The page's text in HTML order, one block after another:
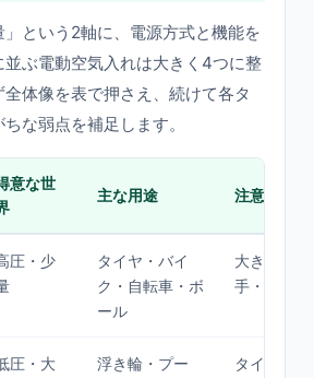
」という2軸に、電源方式と機能を
ぶ電動空気入れは大きく4つに整
体像を表で押さえ、続けて各タ
な弱点を補足します。
意な世
主な用途 注意点
圧・少
タイヤ・バイ
ク・自転車・ボ
ール
大きい浮
手・連続
圧・大
浮き輪・プー
タイヤの